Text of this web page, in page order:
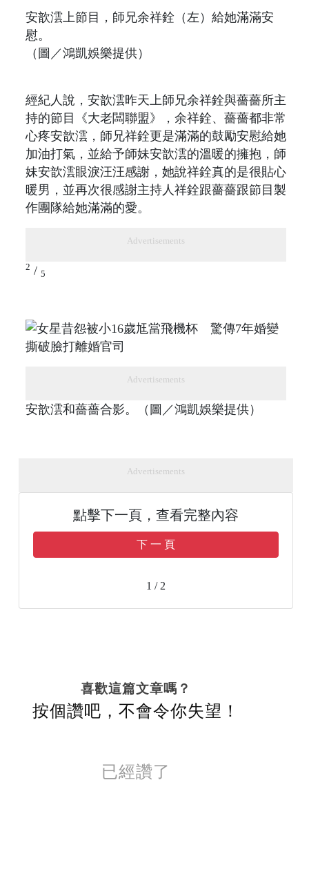
安歆澐上節目，師兄余祥銓（左）給她滿滿安
慰。
（圖／鴻凱娛樂提供）
經紀人說，安歆澐昨天上師兄余祥銓與薔薔所主
持的節目《大老闆聯盟》，余祥銓、薔薔都非常
心疼安歆澐，師兄祥銓更是滿滿的鼓勵安慰給她
加油打氣，並給予師妹安歆澐的溫暖的擁抱，師
妹安歆澐眼淚汪汪感謝，她說祥銓真的是很貼心
暖男，並再次很感謝主持人祥銓跟薔薔跟節目製
作團隊給她滿滿的愛。
Advertisements
2 / 5
Advertisements
安歆澐和薔薔合影。（圖／鴻凱娛樂提供）
Advertisements
點擊下一頁，查看完整內容
下 一 頁
1 / 2
喜歡這篇文章嗎？
按個讚吧，不會令你失望！
已經讚了